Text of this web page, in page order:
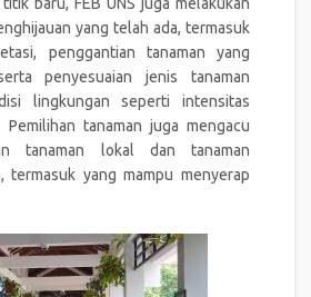
yang telah ada, termasuk
penggantian tanaman yang
penyesuaian jenis tanaman
lingkungan seperti intensitas
Pemilihan tanaman juga mengacu
tanaman lokal dan tanaman
termasuk yang mampu menyerap